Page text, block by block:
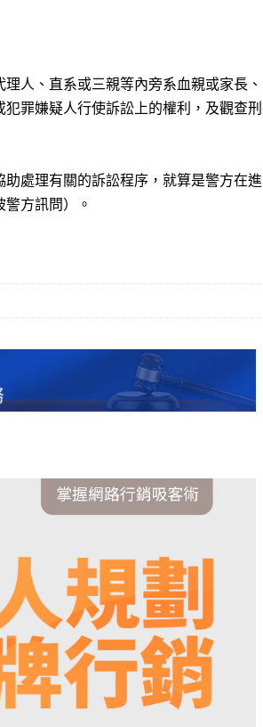
人、直系或三親等內旁系血親或家長、
罪嫌疑人行使訴訟上的權利，及觀查刑
處理有關的訴訟程序，就算是警方在進
方訊問）。